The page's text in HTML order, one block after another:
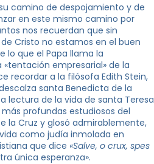
camino de despojamiento y de
en este mismo camino por
nos recuerdan que sin
Cristo no estamos en el buen
lo que el Papa llama la
empresarial» de la
recordar a la filósofa Edith Stein,
santa Benedicta de la
lectura de la vida de santa Teresa
profundas estudiosos del
la Cruz y glosó admirablemente,
como judía inmolada en
que dice «Salve, o crux, spes
única esperanza».